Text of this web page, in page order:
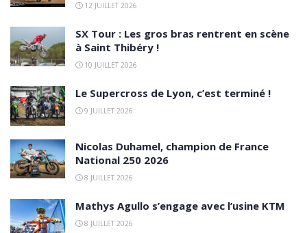
12 JUILLET 2026
SX Tour : Les gros bras rentrent en scène
à Saint Thibéry !
10 JUILLET 2026
Le Supercross de Lyon, c’est terminé !
9 JUILLET 2026
Nicolas Duhamel, champion de France
National 250 2026
8 JUILLET 2026
Mathys Agullo s’engage avec l’usine KTM
8 JUILLET 2026